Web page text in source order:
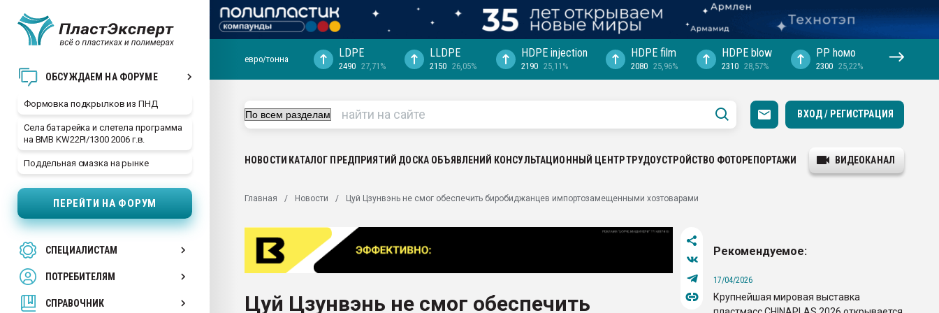
ОБСУЖДАЕМ НА ФОРУМЕ
Формовка подкрылков из ПНД
Села батарейка и слетела программа
на BMB KW22PI/1300 2006 г.в.
Поддельная смазка на рынке
ПЕРЕЙТИ НА ФОРУМ
СПЕЦИАЛИСТАМ
ПОТРЕБИТЕЛЯМ
СПРАВОЧНИК
29.07.2026 ФРП помог "Ижевскому
Вакуум-формовочные машины:
28.07.2026 Автоматизация выходит на
первый план в переработке
пластмасс
ситуацией на строительном рынке
евро/тонна LDPE
2490 27,71%
LLDPE
2150 26,05%
HDPE injection
2190 25,11%
HDPE film
2080 25,96%
HDPE blow
2310 28,57%
PP hомо
2300 25,22%
ВХОД / РЕГИСТРАЦИЯ
НОВОСТИ КАТАЛОГ ПРЕДПРИЯТИЙ ДОСКА ОБЪЯВЛЕНИЙ КОНСУЛЬТАЦИОННЫЙ ЦЕНТРТРУДОУСТРОЙСТВО ФОТОРЕПОРТАЖИ ВИДЕОКАНАЛ
Главная Новости Цуй Цзунвэнь не смог обеспечить биробиджанцев импортозамещенными хозтоварами
Цуй Цзунвэнь не смог обеспечить
Рекомендуемое:
17/04/2026
Крупнейшая мировая выставка